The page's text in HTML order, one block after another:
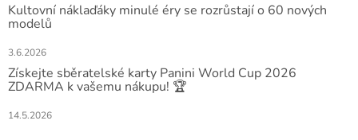
Kultovní náklaďáky minulé éry se rozrůstají o 60 nových
modelů
3.6.2026
Získejte sběratelské karty Panini World Cup 2026
ZDARMA k vašemu nákupu! 🏆
14.5.2026